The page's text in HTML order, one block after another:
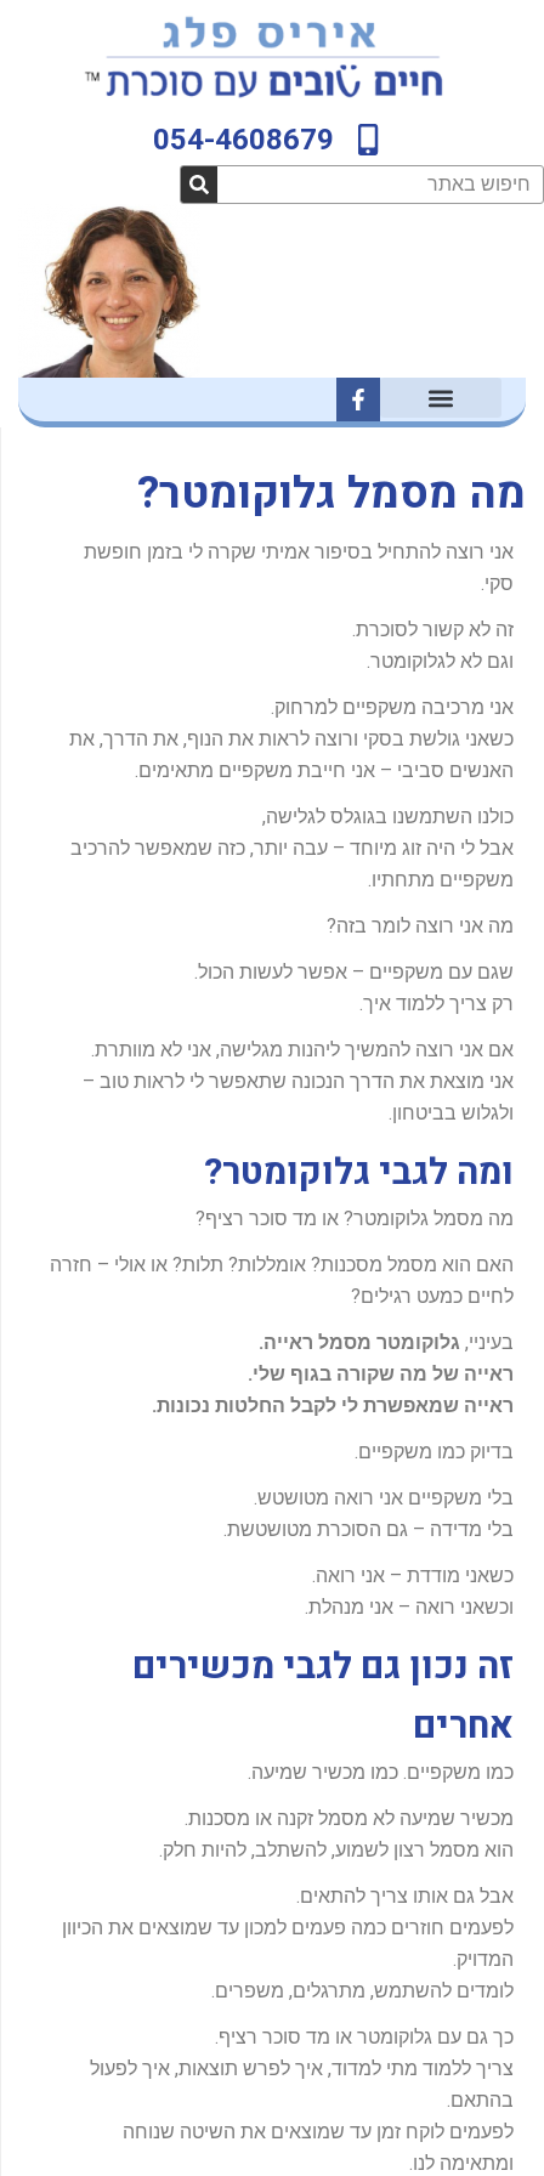
054-4608679
חיפוש
c
o
-
מה מסמל גלוקומטר?
אני רוצה להתחיל בסיפור אמיתי שקרה לי בזמן חופשת
סקי.
זה לא קשור לסוכרת.
וגם לא לגלוקומטר.
אני מרכיבה משקפיים למרחוק.
כשאני גולשת בסקי ורוצה לראות את הנוף, את הדרך, את
האנשים סביבי – אני חייבת משקפיים מתאימים.
כולנו השתמשנו בגוגלס לגלישה,
אבל לי היה זוג מיוחד – עבה יותר, כזה שמאפשר להרכיב
משקפיים מתחתיו.
מה אני רוצה לומר בזה?
שגם עם משקפיים – אפשר לעשות הכול.
רק צריך ללמוד איך.
אם אני רוצה להמשיך ליהנות מגלישה, אני לא מוותרת.
אני מוצאת את הדרך הנכונה שתאפשר לי לראות טוב –
ולגלוש בביטחון.
ומה לגבי גלוקומטר?
מה מסמל גלוקומטר? או מד סוכר רציף?
האם הוא מסמל מסכנות? אומללות? תלות? או אולי – חזרה
לחיים כמעט רגילים?
בעיניי, גלוקומטר מסמל ראייה.
ראייה של מה שקורה בגוף שלי.
ראייה שמאפשרת לי לקבל החלטות נכונות.
בדיוק כמו משקפיים.
בלי משקפיים אני רואה מטושטש.
בלי מדידה – גם הסוכרת מטושטשת.
כשאני מודדת – אני רואה.
וכשאני רואה – אני מנהלת.
זה נכון גם לגבי מכשירים
אחרים
כמו משקפיים. כמו מכשיר שמיעה.
מכשיר שמיעה לא מסמל זקנה או מסכנות.
הוא מסמל רצון לשמוע, להשתלב, להיות חלק.
אבל גם אותו צריך להתאים.
לפעמים חוזרים כמה פעמים למכון עד שמוצאים את הכיוון
המדויק.
לומדים להשתמש, מתרגלים, משפרים.
כך גם עם גלוקומטר או מד סוכר רציף.
צריך ללמוד מתי למדוד, איך לפרש תוצאות, איך לפעול
בהתאם.
לפעמים לוקח זמן עד שמוצאים את השיטה שנוחה
ומתאימה לנו.